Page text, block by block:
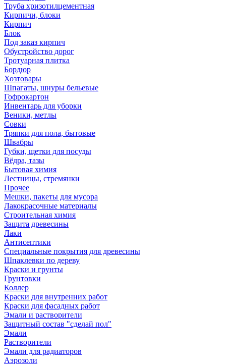
Труба хризотилцементная
Кирпичи, блоки
Кирпич
Блок
Под заказ кирпич
Обустройство дорог
Тротуарная плитка
Бордюр
Хозтовары
Шпагаты, шнуры бельевые
Гофрокартон
Инвентарь для уборки
Веники, метлы
Совки
Тряпки для пола, бытовые
Швабры
Губки, щетки для посуды
Вёдра, тазы
Бытовая химия
Лестницы, стремянки
Прочее
Мешки, пакеты для мусора
Лакокрасочные материалы
Строительная химия
Защита древесины
Лаки
Антисептики
Специальные покрытия для древесины
Шпаклевки по дереву
Краски и грунты
Грунтовки
Коллер
Краски для внутренних работ
Краски для фасадных работ
Эмали и растворители
Защитный состав "сделай пол"
Эмали
Растворители
Эмали для радиаторов
Аэрозоли